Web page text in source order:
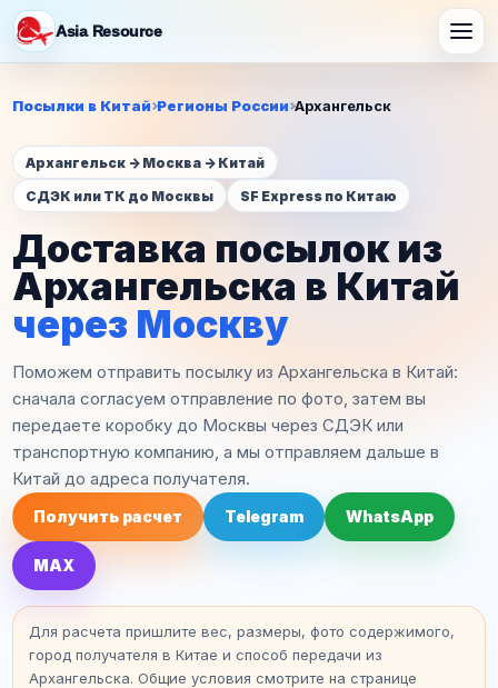
Asia Resource
Посылки в Китай Регионы России Архангельск
Архангельск -> Москва -> Китай
СДЭК или ТК до Москвы
SF Express по Китаю
Доставка посылок из
Архангельска в Китай
через Москву
Поможем отправить посылку из Архангельска в Китай:
сначала согласуем отправление по фото, затем вы
передаете коробку до Москвы через СДЭК или
транспортную компанию, а мы отправляем дальше в
Китай до адреса получателя.
Получить расчет Telegram WhatsApp
MAX
Для расчета пришлите вес, размеры, фото содержимого,
город получателя в Китае и способ передачи из
Архангельска. Общие условия смотрите на странице